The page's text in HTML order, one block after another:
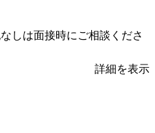
しは面接時にご相談くださ
詳細を表示